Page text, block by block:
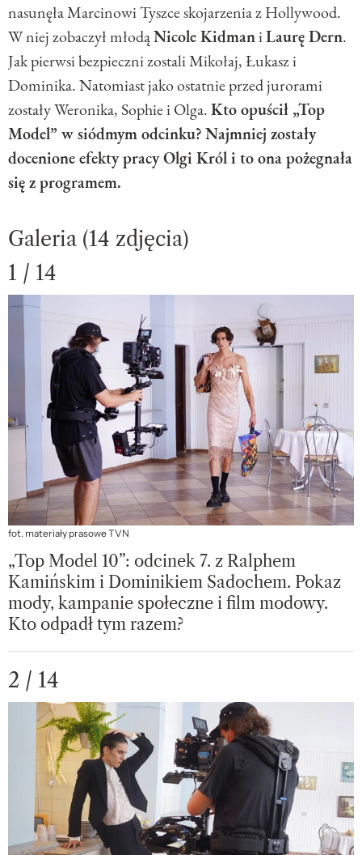
nasunęła Marcinowi Tyszce skojarzenia z Hollywood.
W niej zobaczył młodąNicole KidmaniLaurę Dern.
Jak pierwsi bezpieczni zostali Mikołaj, Łukasz i
Dominika. Natomiast jako ostatnie przed jurorami
zostały Weronika, Sophie i Olga.Kto opuścił „Top
Model” w siódmym odcinku?Najmniej zostały
docenione efekty pracy Olgi Król i to ona pożegnała
się z programem.
Galeria (14 zdjęcia)
1 / 14
fot. materiały prasowe TVN
„Top Model 10”: odcinek 7. z Ralphem
Kamińskim i Dominikiem Sadochem. Pokaz
mody, kampanie społeczne i film modowy.
Kto odpadł tym razem?
2 / 14